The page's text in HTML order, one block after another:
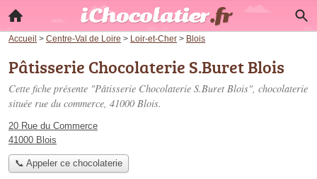
Accueil > Centre-Val de Loire > Loir-et-Cher > Blois
Pâtisserie Chocolaterie S.Buret Blois
Cette fiche présente "Pâtisserie Chocolaterie S.Buret Blois", chocolaterie
située rue du commerce, 41000 Blois.
20 Rue du Commerce
41000 Blois
📞 Appeler ce chocolaterie